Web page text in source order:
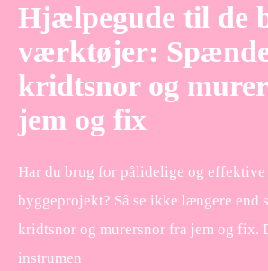
Hjælpegude til de
værktøjer:
kridtsnor og
jem og fix
Har du brug for pålidelige og
byggeprojekt? Så se ikke længere end
kridtsnor og murersnor fra jem og fix.
instrumen